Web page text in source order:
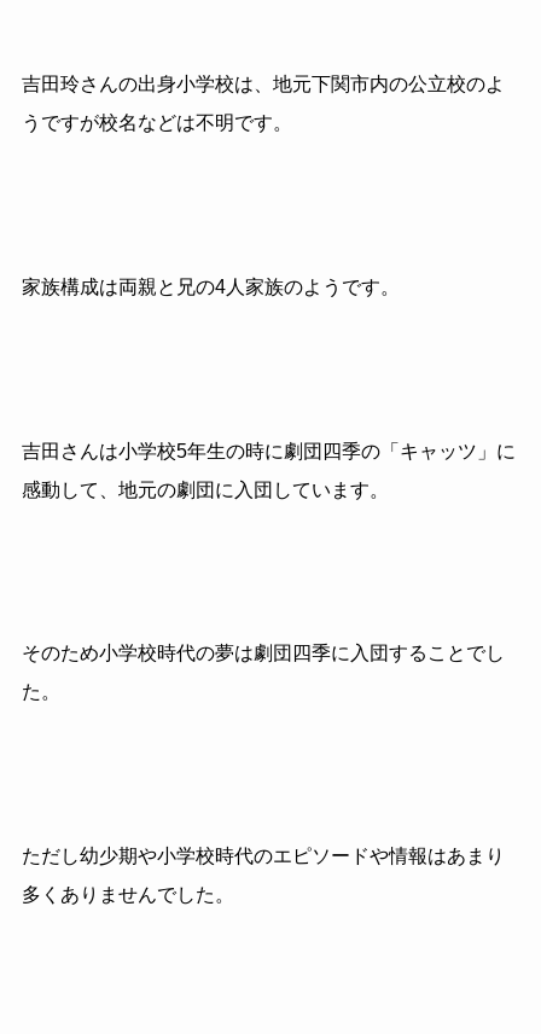
吉田玲さんの出身小学校は、地元下関市内の公立校のよ
うですが校名などは不明です。
家族構成は両親と兄の4人家族のようです。
吉田さんは小学校5年生の時に劇団四季の「キャッツ」に
感動して、地元の劇団に入団しています。
そのため小学校時代の夢は劇団四季に入団することでし
た。
ただし幼少期や小学校時代のエピソードや情報はあまり
多くありませんでした。